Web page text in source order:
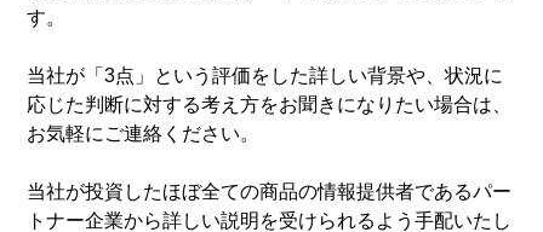
す。
当社が「3点」という評価をした詳しい背景や、状況に
応じた判断に対する考え方をお聞きになりたい場合は、
お気軽にご連絡ください。
当社が投資したほぼ全ての商品の情報提供者であるパー
トナー企業から詳しい説明を受けられるよう手配いたし